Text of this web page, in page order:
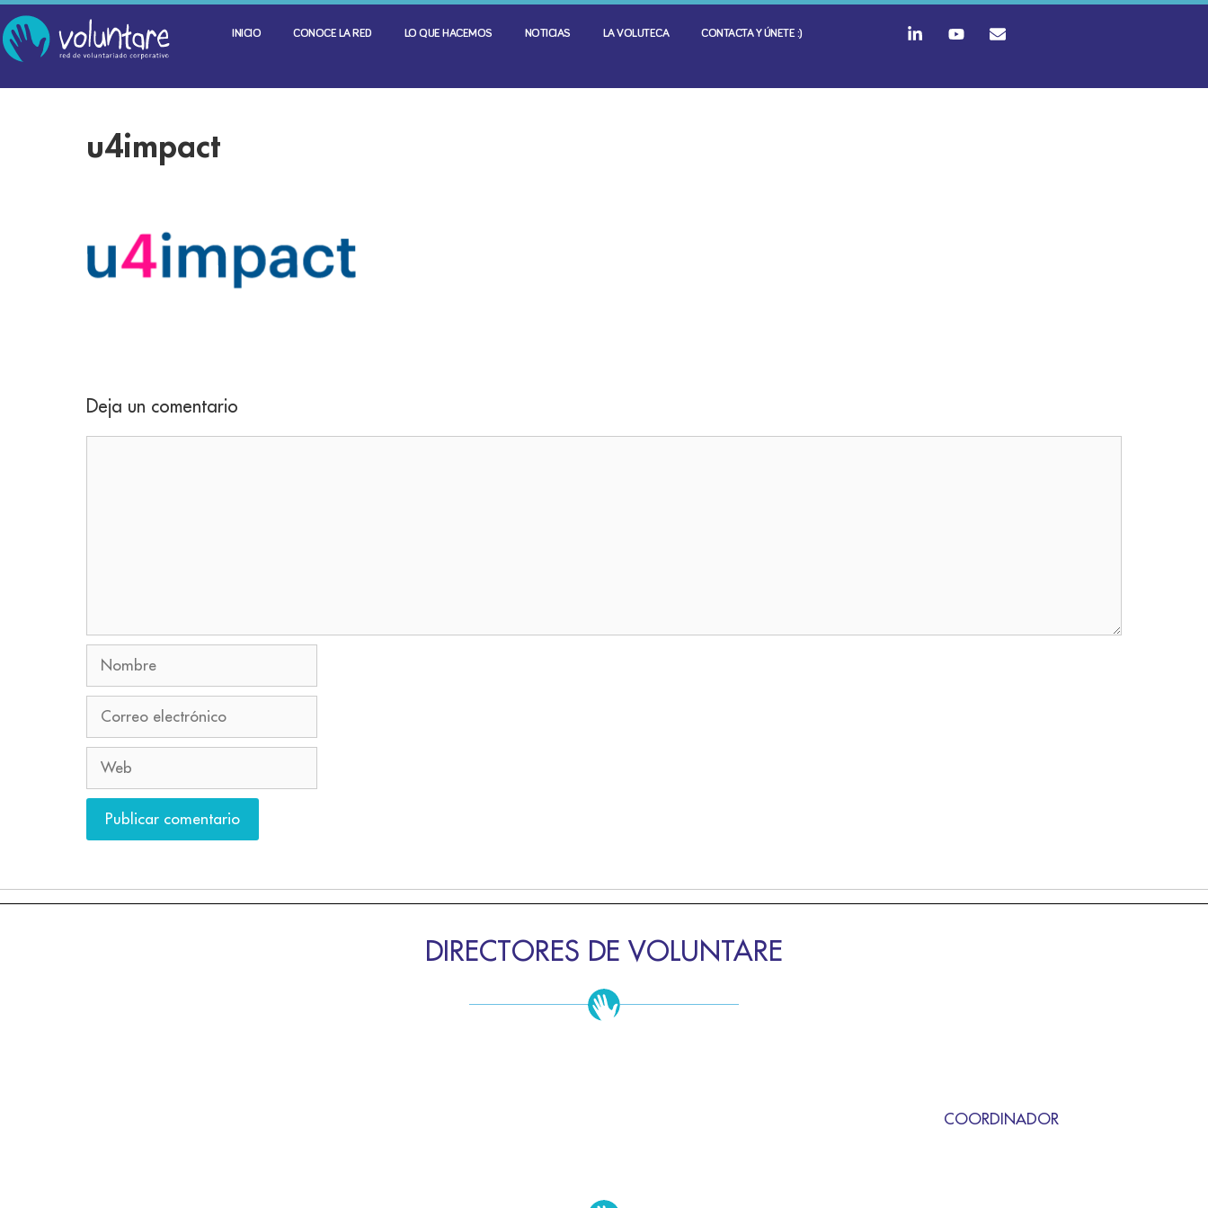
INICIO CONOCE LA RED LO QUE HACEMOS NOTICIAS LA VOLUTECA CONTACTA Y ÚNETE :)
u4impact
Deja un comentario
DIRECTORES DE VOLUNTARE
COORDINADOR